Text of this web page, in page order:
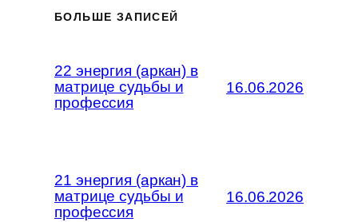
БОЛЬШЕ ЗАПИСЕЙ
22 энергия (аркан) в
матрице судьбы и
профессия
16.06.2026
21 энергия (аркан) в
матрице судьбы и
профессия
16.06.2026